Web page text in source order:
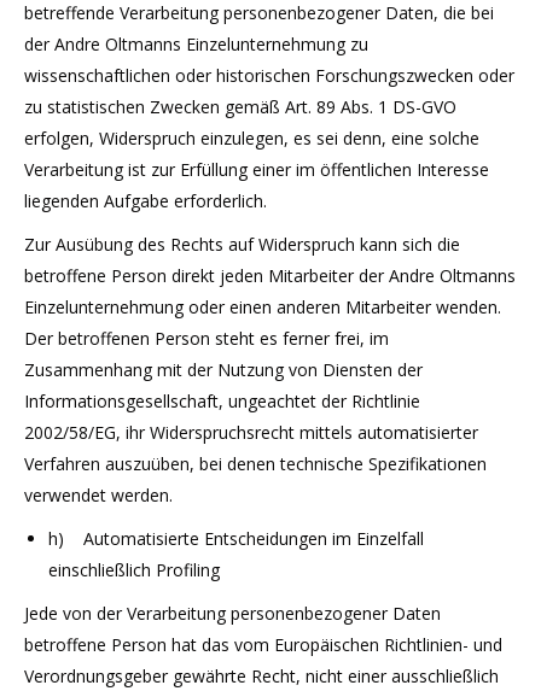
betreffende Verarbeitung personenbezogener Daten, die bei
der Andre Oltmanns Einzelunternehmung zu
wissenschaftlichen oder historischen Forschungszwecken oder
zu statistischen Zwecken gemäß Art. 89 Abs. 1 DS-GVO
erfolgen, Widerspruch einzulegen, es sei denn, eine solche
Verarbeitung ist zur Erfüllung einer im öffentlichen Interesse
liegenden Aufgabe erforderlich.
Zur Ausübung des Rechts auf Widerspruch kann sich die
betroffene Person direkt jeden Mitarbeiter der Andre Oltmanns
Einzelunternehmung oder einen anderen Mitarbeiter wenden.
Der betroffenen Person steht es ferner frei, im
Zusammenhang mit der Nutzung von Diensten der
Informationsgesellschaft, ungeachtet der Richtlinie
2002/58/EG, ihr Widerspruchsrecht mittels automatisierter
Verfahren auszuüben, bei denen technische Spezifikationen
verwendet werden.
h) Automatisierte Entscheidungen im Einzelfall
einschließlich Profiling
Jede von der Verarbeitung personenbezogener Daten
betroffene Person hat das vom Europäischen Richtlinien- und
Verordnungsgeber gewährte Recht, nicht einer ausschließlich